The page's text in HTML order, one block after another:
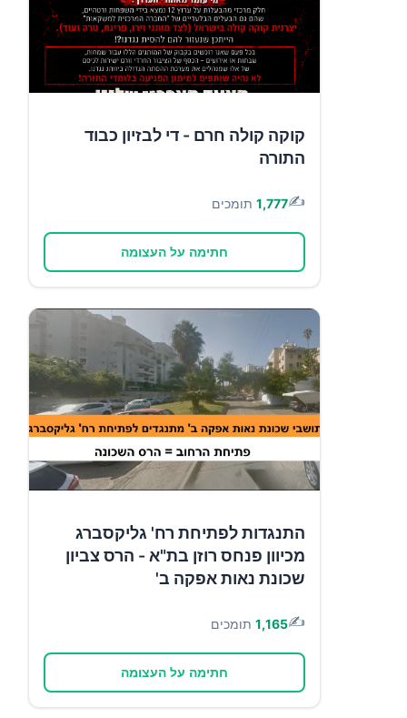
קוקה קולה חרם - די לבזיון כבוד
התורה
✍️
1,777 תומכים
חתימה על העצומה
התנגדות לפתיחת רח' גליקסברג
מכיוון פנחס רוזן בת"א - הרס צביון
שכונת נאות אפקה ב'
✍️
1,165 תומכים
חתימה על העצומה